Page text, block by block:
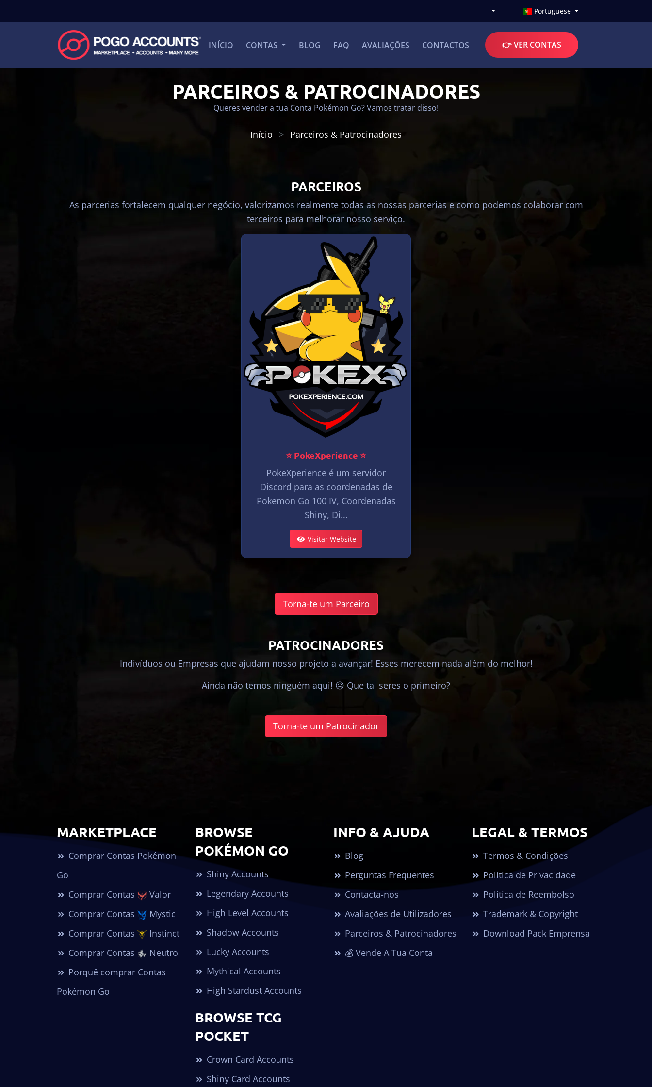
Portuguese
INÍCIO CONTAS BLOG FAQ AVALIAÇÕES CONTACTOS 👉 VER CONTAS
PARCEIROS & PATROCINADORES
Queres vender a tua Conta Pokémon Go? Vamos tratar disso!
Início Parceiros & Patrocinadores
PARCEIROS
As parcerias fortalecem qualquer negócio, valorizamos realmente todas as nossas parcerias e como podemos colaborar com
terceiros para melhorar nosso serviço.
⭐ PokeXperience ⭐
PokeXperience é um servidor
Discord para as coordenadas de
Pokemon Go 100 IV, Coordenadas
Shiny, Di...
Visitar Website
Torna-te um Parceiro
PATROCINADORES
Indivíduos ou Empresas que ajudam nosso projeto a avançar! Esses merecem nada além do melhor!
Ainda não temos ninguém aqui! 😥 Que tal seres o primeiro?
Torna-te um Patrocinador
MARKETPLACE
Comprar Contas Pokémon
Go
Comprar Contas
Valor
Comprar Contas
Mystic
Comprar Contas
Instinct
Comprar Contas
Neutro
Porquê comprar Contas
Pokémon Go
BROWSE
POKÉMON GO
Shiny Accounts
Legendary Accounts
High Level Accounts
Shadow Accounts
Lucky Accounts
Mythical Accounts
High Stardust Accounts
BROWSE TCG
POCKET
Crown Card Accounts
Shiny Card Accounts
INFO & AJUDA
Blog
Perguntas Frequentes
Contacta-nos
Avaliações de Utilizadores
Parceiros & Patrocinadores
💰 Vende A Tua Conta
LEGAL & TERMOS
Termos & Condições
Política de Privacidade
Política de Reembolso
Trademark & Copyright
Download Pack Emprensa